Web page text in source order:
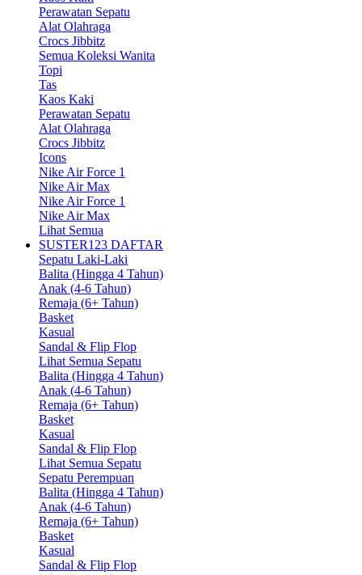
Perawatan Sepatu
Alat Olahraga
Crocs Jibbitz
Semua Koleksi Wanita
Topi
Tas
Kaos Kaki
Perawatan Sepatu
Alat Olahraga
Crocs Jibbitz
Icons
Nike Air Force 1
Nike Air Max
Nike Air Force 1
Nike Air Max
Lihat Semua
SUSTER123 DAFTAR
Sepatu Laki-Laki
Balita (Hingga 4 Tahun)
Anak (4-6 Tahun)
Remaja (6+ Tahun)
Basket
Kasual
Sandal & Flip Flop
Lihat Semua Sepatu
Balita (Hingga 4 Tahun)
Anak (4-6 Tahun)
Remaja (6+ Tahun)
Basket
Kasual
Sandal & Flip Flop
Lihat Semua Sepatu
Sepatu Perempuan
Balita (Hingga 4 Tahun)
Anak (4-6 Tahun)
Remaja (6+ Tahun)
Basket
Kasual
Sandal & Flip Flop